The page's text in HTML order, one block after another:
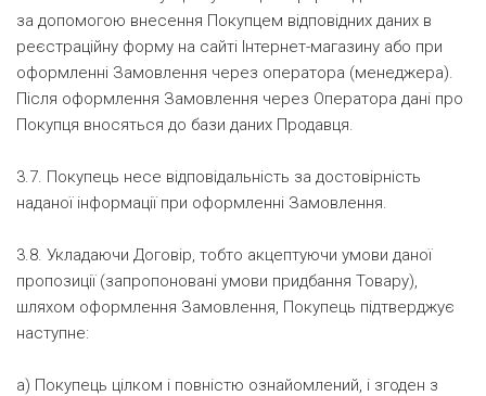
за допомогою внесення Покупцем відповідних даних в
реєстраційну форму на сайті Інтернет-магазину або при
оформленні Замовлення через оператора (менеджера).
Після оформлення Замовлення через Оператора дані про
Покупця вносяться до бази даних Продавця.
3.7. Покупець несе відповідальність за достовірність
наданої інформації при оформленні Замовлення.
3.8. Укладаючи Договір, тобто акцептуючи умови даної
пропозиції (запропоновані умови придбання Товару),
шляхом оформлення Замовлення, Покупець підтверджує
наступне:
а) Покупець цілком і повністю ознайомлений, і згоден з